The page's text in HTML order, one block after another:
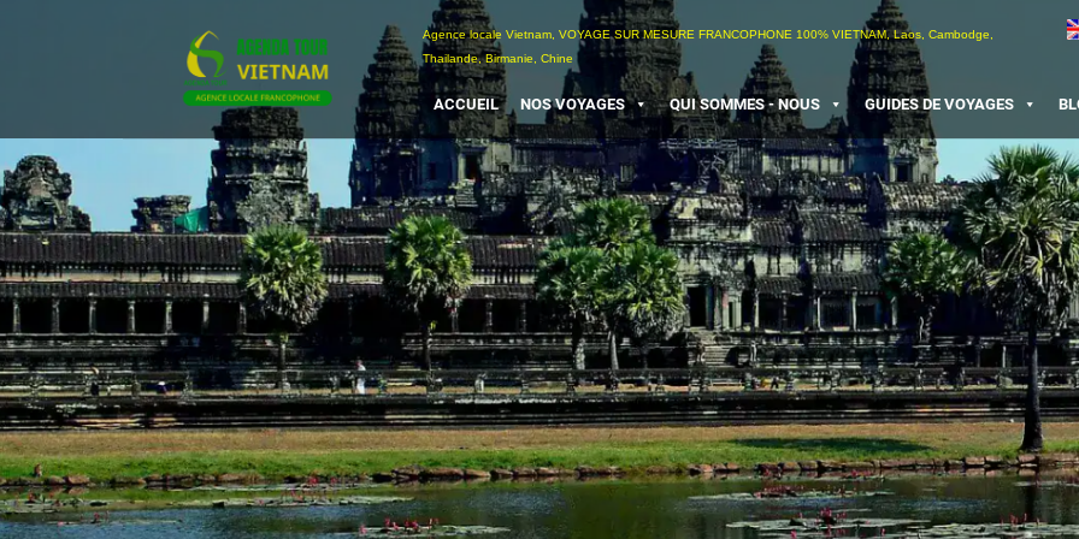
Agence locale Vietnam, VOYAGE SUR MESURE FRANCOPHONE 100% VIETNAM, Laos, Cambodge,
Thailande, Birmanie, Chine
ACCUEIL NOS VOYAGES QUI SOMMES - NOUS GUIDES DE VOYAGES